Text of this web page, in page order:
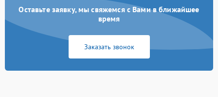
Оставьте заявку, мы свяжемся с Вами в ближайшее
время
Заказать звонок